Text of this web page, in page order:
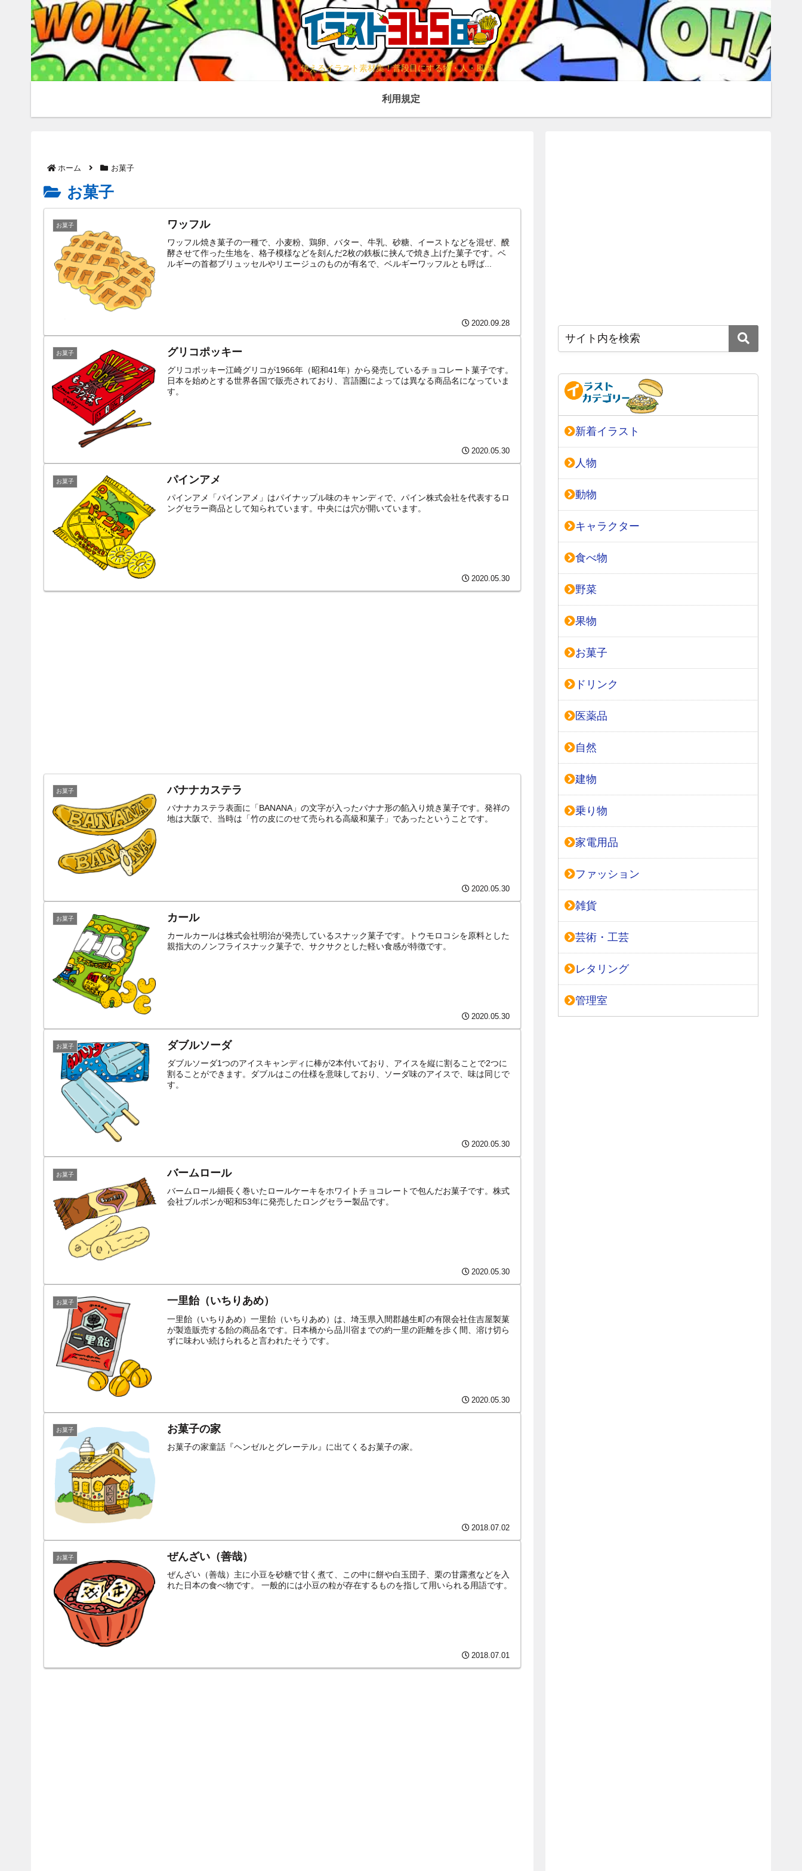
使えるイラスト素材集！普段目にする物・人・風景。
利用規定
ホーム お菓子
お菓子
お菓子 ワッフル
ワッフル焼き菓子の一種で、小麦粉、鶏卵、バター、牛乳、砂糖、イーストなどを混ぜ、醗
酵させて作った生地を、格子模様などを刻んだ2枚の鉄板に挟んで焼き上げた菓子です。ベ
ルギーの首都ブリュッセルやリエージュのものが有名で、ベルギーワッフルとも呼ば...
2020.09.28
お菓子 グリコポッキー
グリコポッキー江崎グリコが1966年（昭和41年）から発売しているチョコレート菓子です。
日本を始めとする世界各国で販売されており、言語圏によっては異なる商品名になっていま
す。
2020.05.30
お菓子 パインアメ
パインアメ「パインアメ」はパイナップル味のキャンディで、パイン株式会社を代表するロ
ングセラー商品として知られています。中央には穴が開いています。
2020.05.30
お菓子 バナナカステラ
バナナカステラ表面に「BANANA」の文字が入ったバナナ形の餡入り焼き菓子です。発祥の
地は大阪で、当時は「竹の皮にのせて売られる高級和菓子」であったということです。
2020.05.30
お菓子 カール
カールカールは株式会社明治が発売しているスナック菓子です。トウモロコシを原料とした
親指大のノンフライスナック菓子で、サクサクとした軽い食感が特徴です。
2020.05.30
お菓子 ダブルソーダ
ダブルソーダ1つのアイスキャンディに棒が2本付いており、アイスを縦に割ることで2つに
割ることができます。ダブルはこの仕様を意味しており、ソーダ味のアイスで、味は同じで
す。
2020.05.30
お菓子 バームロール
バームロール細長く巻いたロールケーキをホワイトチョコレートで包んだお菓子です。株式
会社ブルボンが昭和53年に発売したロングセラー製品です。
2020.05.30
お菓子 一里飴（いちりあめ）
一里飴（いちりあめ）一里飴（いちりあめ）は、埼玉県入間郡越生町の有限会社住吉屋製菓
が製造販売する飴の商品名です。日本橋から品川宿までの約一里の距離を歩く間、溶け切ら
ずに味わい続けられると言われたそうです。
2020.05.30
お菓子 お菓子の家
お菓子の家童話『ヘンゼルとグレーテル』に出てくるお菓子の家。
2018.07.02
お菓子 ぜんざい（善哉）
ぜんざい（善哉）主に小豆を砂糖で甘く煮て、この中に餅や白玉団子、栗の甘露煮などを入
れた日本の食べ物です。 一般的には小豆の粒が存在するものを指して用いられる用語です。
2018.07.01
新着イラスト
人物
動物
キャラクター
食べ物
野菜
果物
お菓子
ドリンク
医薬品
自然
建物
乗り物
家電用品
ファッション
雑貨
芸術・工芸
レタリング
管理室